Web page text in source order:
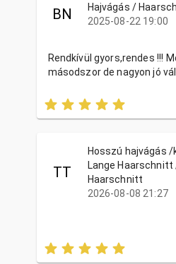
BN
Hajvágás /
2025-08-22 19:00
Rendkívül gyors,rendes !!!
másodszor de nagyon jó
TT
Hosszú hajvágás
Lange Haarschnitt
Haarschnitt
2026-08-08 21:27